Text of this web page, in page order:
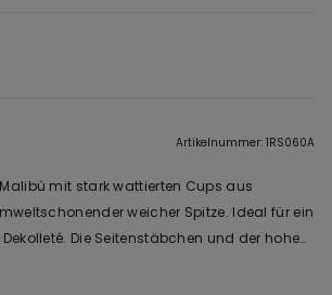
Artikelnummer: 1RS060A
mit stark wattierten Cups aus
weicher Spitze. Ideal für ein
Die Seitenstäbchen und der hohe
sorgen für optimalen Halt. Die breiten
ist zu 100 % aus recyceltem Polyamid